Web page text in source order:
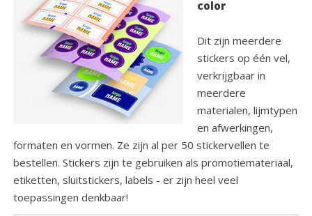
color
Dit zijn meerdere
stickers op één vel,
verkrijgbaar in
meerdere
materialen, lijmtypen
en afwerkingen,
formaten en vormen. Ze zijn al per 50 stickervellen te
bestellen. Stickers zijn te gebruiken als promotiemateriaal,
etiketten, sluitstickers, labels - er zijn heel veel
toepassingen denkbaar!